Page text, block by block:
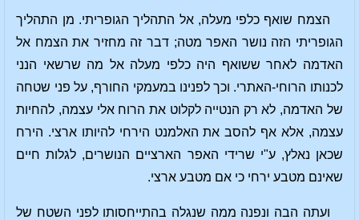
הצמח שואף כלפי מעלה, אל התהליך הגופריתי. מן התהליך
הגופריתי הזה נושר האפר מטה; דבר זה מחזיר את הצמח אל
האדמה לאחר ששואף היה כלפי מעלה אל מה שרשאי הנני
לכנותו הרוחי-האתרי. וכך לפנינו במעמקי החורף, על פני שטחה
של האדמה, לא רק הנטייה לקלוט את הרוח אלי עצמה, להחיות
עצמה, אלא אף להסב את האלמנט הירחי להיותו ארצי. הירח
שכאן נאלץ, ע"י שרידי האפר הארציים הנושרים, לגלות חיים
שאינם מטבע ירחי כי אם מטבע ארצי.
ועתה הבה ונפנה ממה שנגלה בהתייחסותו לפני השטח של